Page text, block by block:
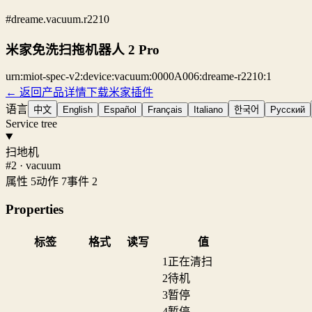
#dreame.vacuum.r2210
米家免洗扫拖机器人 2 Pro
urn:miot-spec-v2:device:vacuum:0000A006:dreame-r2210:1
← 返回产品详情下载米家插件
语言 中文 English Español Français Italiano 한국어 Русский
Service tree
扫地机
#2 · vacuum
属性 5动作 7事件 2
Properties
标签 格式 读写 值
1 正在清扫
2待机
3暂停